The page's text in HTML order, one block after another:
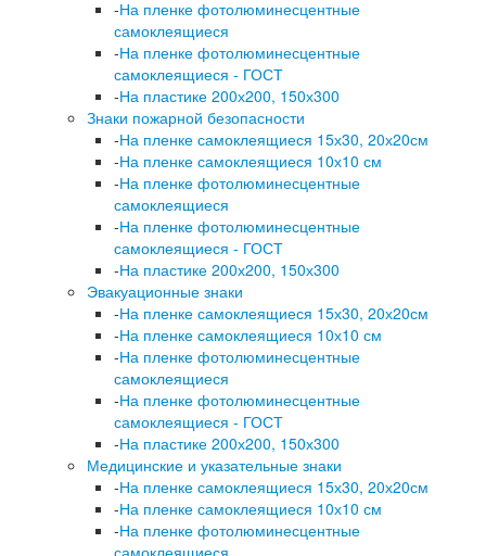
-На пленке фотолюминесцентные
самоклеящиеся
-На пленке фотолюминесцентные
самоклеящиеся - ГОСТ
-На пластике 200х200, 150х300
Знаки пожарной безопасности
-На пленке самоклеящиеся 15х30, 20х20см
-На пленке самоклеящиеся 10х10 см
-На пленке фотолюминесцентные
самоклеящиеся
-На пленке фотолюминесцентные
самоклеящиеся - ГОСТ
-На пластике 200х200, 150х300
Эвакуационные знаки
-На пленке самоклеящиеся 15х30, 20х20см
-На пленке самоклеящиеся 10х10 см
-На пленке фотолюминесцентные
самоклеящиеся
-На пленке фотолюминесцентные
самоклеящиеся - ГОСТ
-На пластике 200х200, 150х300
Медицинские и указательные знаки
-На пленке самоклеящиеся 15х30, 20х20см
-На пленке самоклеящиеся 10х10 см
-На пленке фотолюминесцентные
самоклеящиеся